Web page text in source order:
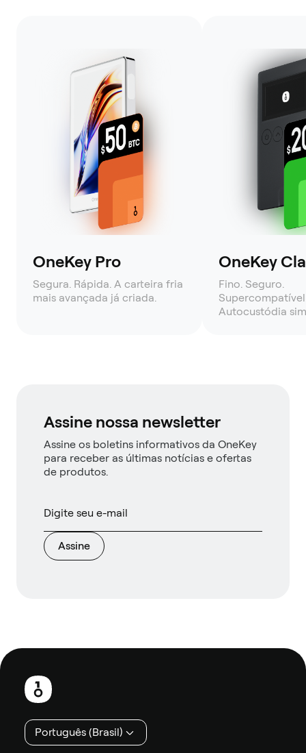
OneKey Pro
Segura. Rápida. A carteira fria
mais avançada já criada.
OneKey
Fino. Seguro.
Autocustódia
Assine nossa newsletter
Assine os boletins informativos da OneKey
para receber as últimas notícias e ofertas
de produtos.
Assine
Rodapé
Português (Brasil)